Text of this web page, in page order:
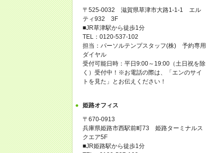
〒525-0032 滋賀県草津市大路1-1-1 エル
ティ932 3F
■JR草津駅から徒歩1分
TEL：0120-537-102
担当：パーソルテンプスタッフ(株) 予約専用
ダイヤル
受付可能日時：平日9:00～19:00（土日祝を除
く）受付中！※お電話の際は、「エンのサイ
トを見た」とお伝えください！
姫路オフィス
〒670-0913
兵庫県姫路市西駅前町73 姫路ターミナルス
クエア5F
■JR姫路駅から徒歩1分